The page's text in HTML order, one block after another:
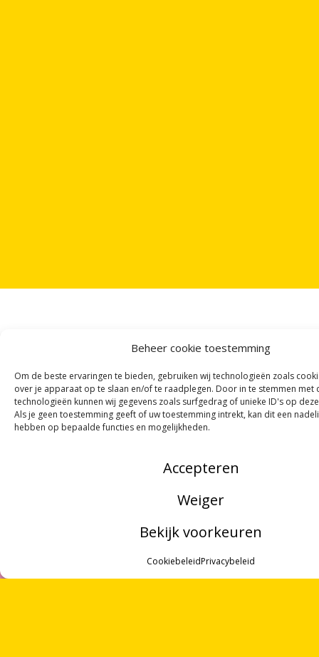
Beheer cookie toestemming
Om de beste ervaringen te bieden, gebruiken wij technologieën zoals
over je apparaat op te slaan en/of te raadplegen. Door in te stemmen met
technologieën kunnen wij gegevens zoals surfgedrag of unieke ID's op
Als je geen toestemming geeft of uw toestemming intrekt, kan dit een
hebben op bepaalde functies en mogelijkheden.
Accepteren
Weiger
Bekijk voorkeuren
CookiebeleidPrivacybeleid
PER MAAND
VIA ONZENIEUWSBRIEF!
OF VOLG ONS VIA SOCIALE MEDIA
Munnekeholm 2
ANBI